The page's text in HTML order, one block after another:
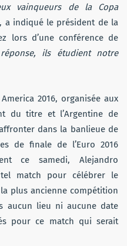
vainqueurs de la Copa
, a indiqué le président de la
lors d’une conférence de
ils étudient notre
2016, organisée aux
du titre et l’Argentine de
dans la banlieue de
de finale de l’Euro 2016
ce samedi, Alejandro
match pour célébrer le
plus ancienne compétition
aucun lieu ni aucune date
pour ce match qui serait